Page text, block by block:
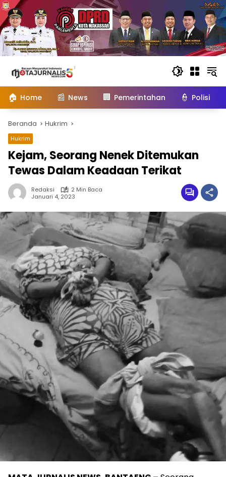
konten
🏠 Home 📰 News 🏢 Pemerintahan 👮 Polisi
Beranda Hukrim
Hukrim
Kejam, Seorang Nenek Ditemukan
Tewas Dalam Keadaan Terikat
Redaksi
2 Min Baca
Januari 4, 2023